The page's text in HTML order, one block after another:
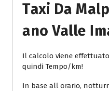
Taxi Da
Ano Valle
Il calcolo viene
quindi Tempo/km!
In base all orario,